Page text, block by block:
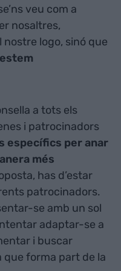
veu com a
nosaltres,
nostre logo, sinó que
a tots els
i patrocinadors
específics per anar
més
has d’estar
patrocinadors.
se amb un sol
adaptar-se a
i buscar
que forma part de la